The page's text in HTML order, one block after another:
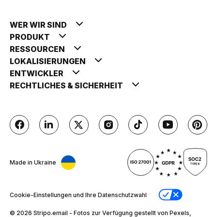
WER WIR SIND
PRODUKT
RESSOURCEN
LOKALISIERUNGEN
ENTWICKLER
RECHTLICHES & SICHERHEIT
Made in Ukraine
Cookie-Einstellungen und Ihre Datenschutzwahl
© 2026 Stripо.email - Fotos zur Verfügung gestellt von Pexels,